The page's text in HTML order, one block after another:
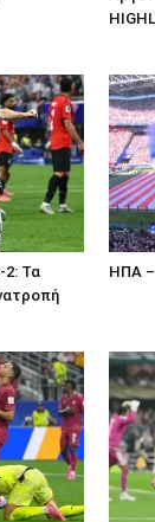
2: Τα
ΗΠΑ –